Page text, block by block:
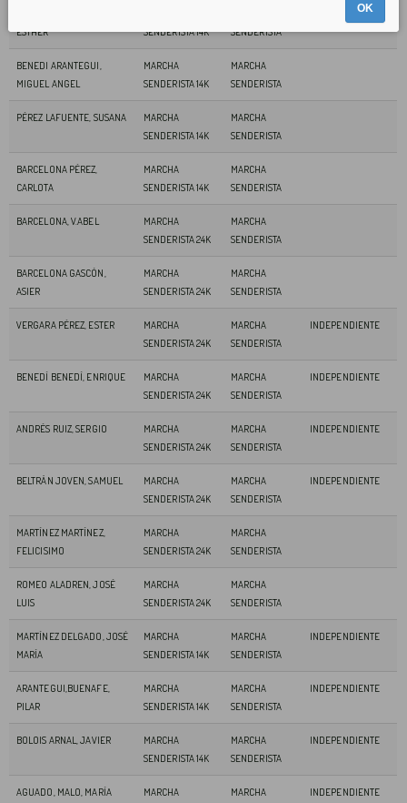
ESTHER
SENDERISTA 14K
SENDERISTA
BENEDI ARANTEGUI,
MIGUEL ANGEL
MARCHA
SENDERISTA 14K
MARCHA
SENDERISTA
PÉREZ LAFUENTE, SUSANA
MARCHA
SENDERISTA 14K
MARCHA
SENDERISTA
BARCELONA PÉREZ,
CARLOTA
MARCHA
SENDERISTA 14K
MARCHA
SENDERISTA
BARCELONA, V.ABEL
MARCHA
SENDERISTA 24K
MARCHA
SENDERISTA
BARCELONA GASCÓN,
ASIER
MARCHA
SENDERISTA 24K
MARCHA
SENDERISTA
VERGARA PÉREZ, ESTER
MARCHA
SENDERISTA 24K
MARCHA
SENDERISTA
INDEPENDIENTE
BENEDÍ BENEDÍ, ENRIQUE
MARCHA
SENDERISTA 24K
MARCHA
SENDERISTA
INDEPENDIENTE
ANDRÉS RUIZ, SERGIO
MARCHA
SENDERISTA 24K
MARCHA
SENDERISTA
INDEPENDIENTE
BELTRÁN JOVEN, SAMUEL
MARCHA
SENDERISTA 24K
MARCHA
SENDERISTA
INDEPENDIENTE
MARTÍNEZ MARTÍNEZ,
FELICISIMO
MARCHA
SENDERISTA 24K
MARCHA
SENDERISTA
ROMEO ALADREN, JOSÉ
LUIS
MARCHA
SENDERISTA 24K
MARCHA
SENDERISTA
MARTÍNEZ DELGADO, JOSÉ
MARÍA
MARCHA
SENDERISTA 14K
MARCHA
SENDERISTA
INDEPENDIENTE
ARANTEGUI,BUENAFE,
PILAR
MARCHA
SENDERISTA 14K
MARCHA
SENDERISTA
INDEPENDIENTE
BOLOIS ARNAL, JAVIER
MARCHA
SENDERISTA 14K
MARCHA
SENDERISTA
INDEPENDIENTE
AGUADO, MALO, MARÍA
MARCHA
MARCHA
INDEPENDIENTE
OK